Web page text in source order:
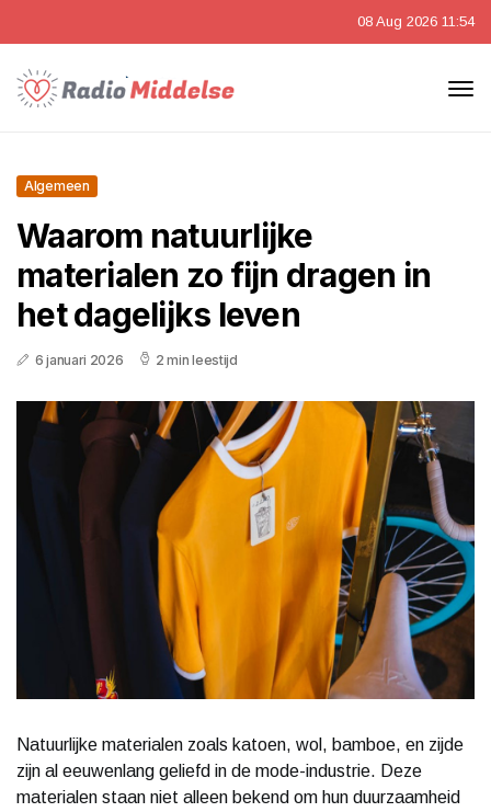
08 Aug 2026 11:54
Algemeen
Waarom natuurlijke
materialen zo fijn dragen in
het dagelijks leven
6 januari 2026 2 min leestijd
Natuurlijke materialen zoals katoen, wol, bamboe, en zijde
zijn al eeuwenlang geliefd in de mode-industrie. Deze
materialen staan niet alleen bekend om hun duurzaamheid